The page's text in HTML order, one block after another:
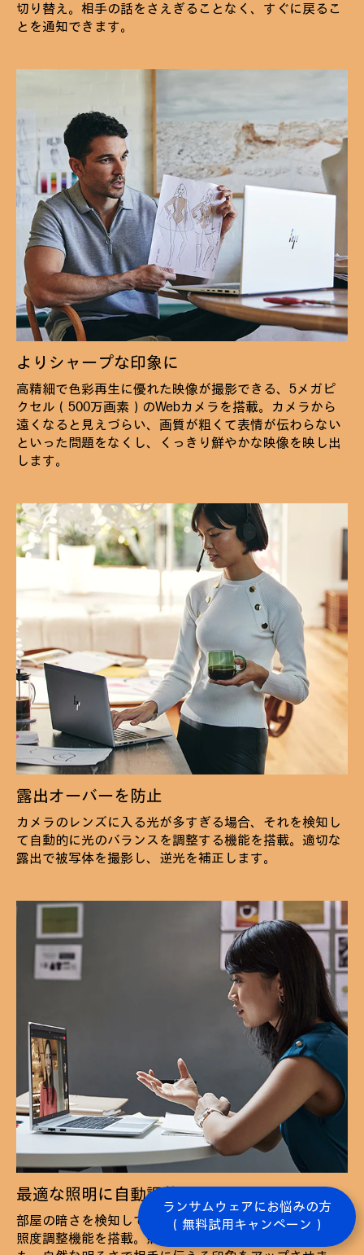
切り替え。相手の話をさえぎることなく、すぐに戻るこ
とを通知できます。
よりシャープな印象に
高精細で色彩再生に優れた映像が撮影できる、5メガピ
クセル（500万画素）のWebカメラを搭載。カメラから
遠くなると見えづらい、画質が粗くて表情が伝わらない
といった問題をなくし、くっきり鮮やかな映像を映し出
します。
露出オーバーを防止
カメラのレンズに入る光が多すぎる場合、それを検知し
て自動的に光のバランスを調整する機能を搭載。適切な
露出で被写体を撮影し、逆光を補正します。
最適な照明に自動調整
部屋の暗さを検知して、自動的に画像を明るくする、低
照度調整機能を搭載。照明が足りず、暗い環境の場合で
ランサムウェアにお悩みの方
（無料試用キャンペーン）